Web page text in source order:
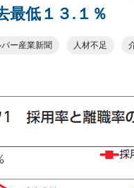
最低１３.１％
バー産業新聞 人材不足